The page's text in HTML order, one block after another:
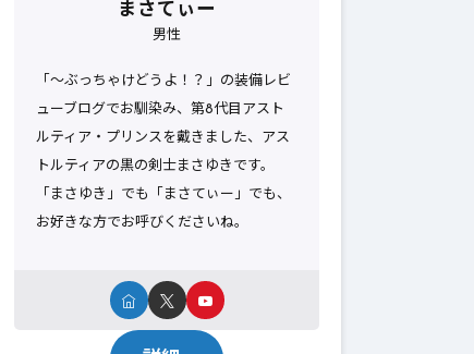
まさてぃー
男性
「～ぶっちゃけどうよ！？」の装備レビ
ューブログでお馴染み、第8代目アスト
ルティア・プリンスを戴きました、アス
トルティアの黒の剣士まさゆきです。
「まさゆき」でも「まさてぃー」でも、
お好きな方でお呼びくださいね。